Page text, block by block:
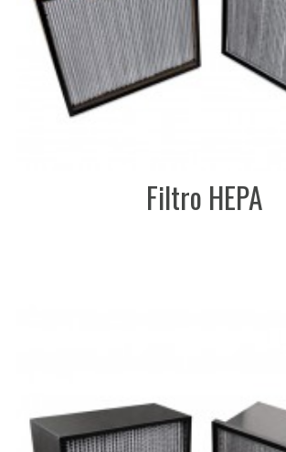
Filtro HEPA